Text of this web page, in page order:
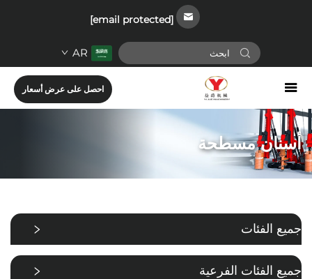
AR
احصل على عرض أسعار
أسنان مسطحة
جميع الفئات
جميع الفئات الفرعية